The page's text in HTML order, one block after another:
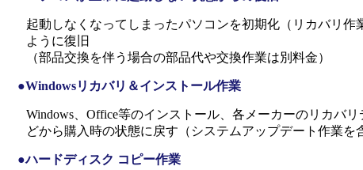
起動しなくなってしまったパソコンを初期化（リカバリ作
ように復旧
（部品交換を伴う場合の部品代や交換作業は別料金）
●Windowsリカバリ＆インストール作業
Windows、Office等のインストール、各メーカーのリカバ
どから購入時の状態に戻す（システムアップデート作業を
●ハードディスク コピー作業